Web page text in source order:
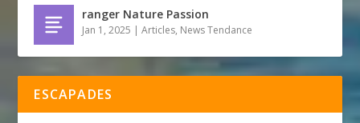
ranger Nature Passion
Jan 1, 2025 |Articles, News Tendance
ESCAPADES